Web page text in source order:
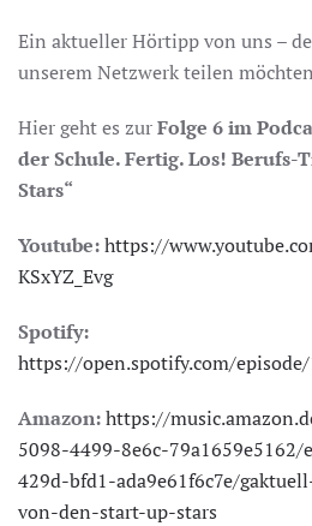
Ein aktueller Hörtipp von uns –
unserem Netzwerk teilen
Hier geht es zurFolge 6 im
der Schule. Fertig. Los! Berufs-
Stars“
Youtube:https://
KSxYZ_Evg
Spotify:
https://open.spotify.com/
Amazon:https://
5098-4499-8e6c-
429d-bfd1-ada9e61f6c7e/
von-den-start-up-stars